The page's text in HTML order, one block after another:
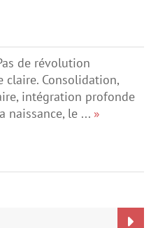
de révolution
claire. Consolidation,
intégration profonde
naissance, le ... »